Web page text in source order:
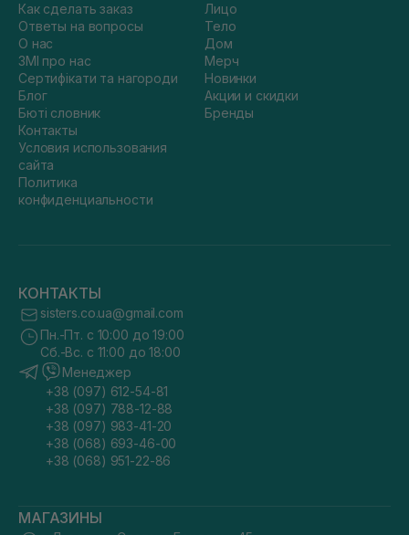
Как сделать заказ
Ответы на вопросы
О нас
ЗМІ про нас
Сертифікати та нагороди
Блог
Бюті словник
Контакты
Условия использования
сайта
Политика
конфиденциальности
Лицо
Тело
Дом
Мерч
Новинки
Акции и скидки
Бренды
КОНТАКТЫ
sisters.co.ua@gmail.com
Пн.-Пт. с 10:00 до 19:00
Сб.-Вс. с 11:00 до 18:00
Менеджер
+38 (097) 612-54-81
+38 (097) 788-12-88
+38 (097) 983-41-20
+38 (068) 693-46-00
+38 (068) 951-22-86
МАГАЗИНЫ